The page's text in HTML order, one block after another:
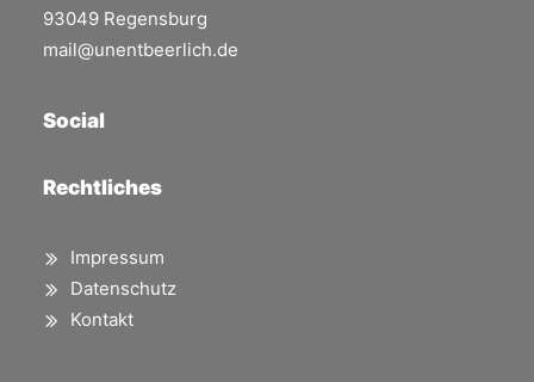
93049 Regensburg
mail@unentbeerlich.de
Social
Rechtliches
Impressum
Datenschutz
Kontakt